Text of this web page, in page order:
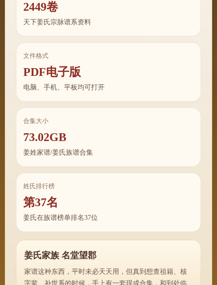
2449卷
天下姜氏宗脉谱系资料
文件格式
PDF电子版
电脑、手机、平板均可打开
合集大小
73.02GB
姜姓家谱/姜氏族谱合集
姓氏排行榜
第37名
姜氏在族谱榜单排名37位
姜氏家族 名堂望郡
家谱这种东西，平时未必天天用，但真到想查祖籍、核
字辈、补世系的时候，手上有一套现成合集，和到处临